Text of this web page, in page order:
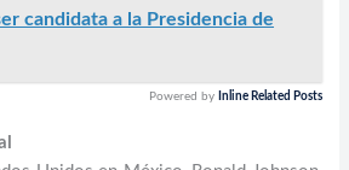
candidata a la Presidencia de
Powered by Inline Related Posts